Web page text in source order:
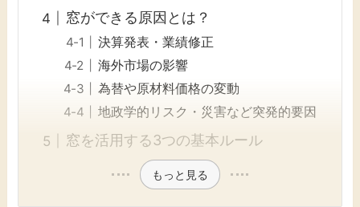
窓ができる原因とは？
決算発表・業績修正
海外市場の影響
為替や原材料価格の変動
地政学的リスク・災害など突発的要因
窓を活用する3つの基本ルール
もっと見る